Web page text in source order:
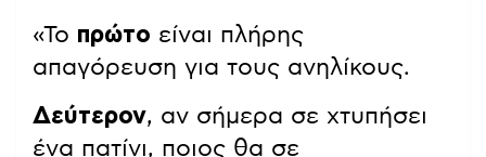
«Το πρώτο είναι πλήρης
απαγόρευση για τους ανηλίκους.
Δεύτερον, αν σήμερα σε χτυπήσει
ένα πατίνι, ποιος θα σε